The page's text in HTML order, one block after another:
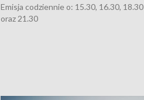
Emisja codziennie o: 15.30, 16.30, 18.30
oraz 21.30